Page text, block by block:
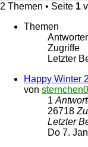
2 Themen • Seite 1
Themen
Zugriffe
Letzter
Happy Winter
von
1
26718
Letzter
Do 7.